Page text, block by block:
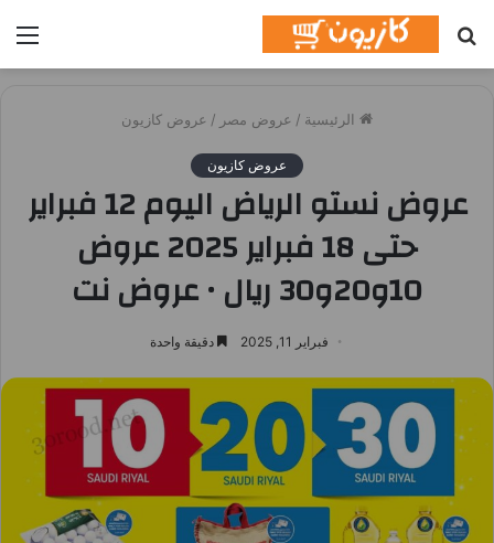
عن
الرئيسية / عروض مصر / عروض كازيون
عروض كازيون
عروض نستو الرياض اليوم 12 فبراير
حتى 18 فبراير 2025 عروض
10و20و30 ريال • عروض نت
فبراير 11, 2025 دقيقة واحدة